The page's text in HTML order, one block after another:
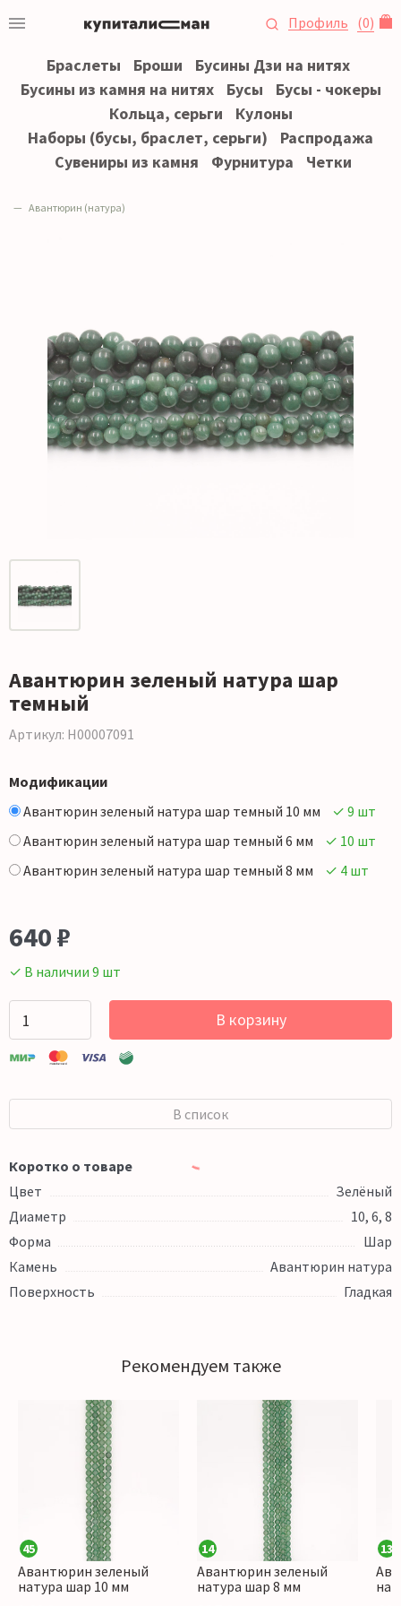
Профиль (0)
Браслеты Броши
Бусины Дзи на нитях
Бусины из камня на нитях
Бусы
Бусы - чокеры
Кольца, серьги
Кулоны
Наборы (бусы, браслет, серьги)
Распродажа
Сувениры из камня
Фурнитура Четки
Авантюрин (натура)
Авантюрин зеленый натура шар
темный
Артикул: Н00007091
Модификации
Авантюрин зеленый натура шар темный 10 мм
✓ 9 шт
Авантюрин зеленый натура шар темный 6 мм
✓ 10 шт
Авантюрин зеленый натура шар темный 8 мм
✓ 4 шт
640₽
✓ В наличии 9 шт
В корзину
В список
Коротко о товаре
Цвет
Зелёный
Диаметр
10, 6, 8
Форма
Шар
Камень
Авантюрин натура
Поверхность
Гладкая
Рекомендуем также
45
Авантюрин зеленый
натура шар 10 мм
14
Авантюрин зеленый
натура шар 8 мм
13